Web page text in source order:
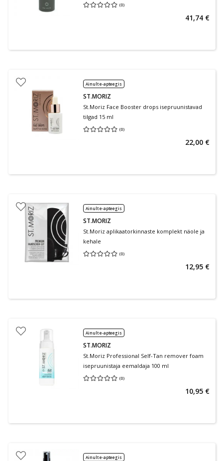
(0)
Keskmine hinnang 0.00
41,74 €
Ainult e-apteegis
ST.MORIZ
St.Moriz Face Booster drops isepruunistavad
tilgad 15 ml
(0)
Keskmine hinnang 0.00
22,00 €
Ainult e-apteegis
ST.MORIZ
St.Moriz aplikaatorkinnaste komplekt näole ja
kehale
(0)
Keskmine hinnang 0.00
12,95 €
Ainult e-apteegis
ST.MORIZ
St.Moriz Professional Self-Tan remover foam
isepruunistaja eemaldaja 100 ml
(0)
Keskmine hinnang 0.00
10,95 €
Ainult e-apteegis